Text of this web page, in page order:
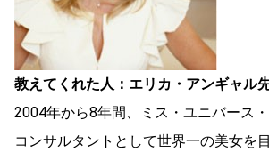
教えてくれた人：エリカ・アンギャル
2004年から8年間、ミス・ユニバース
コンサルタントとして世界一の美女を